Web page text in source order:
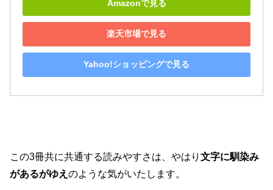
Amazonで見る
楽天市場で見る
Yahoo!ショッピングで見る
この3冊共に共通する読みやすさは、やはり 文字に馴染み
があるがゆえ のような気がいたします。